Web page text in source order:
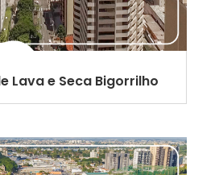
Lava e Seca Bigorrilho